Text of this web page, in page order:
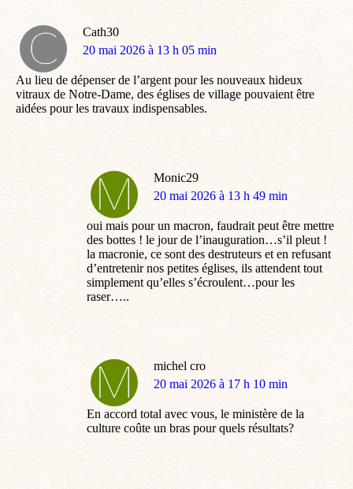
Cath30
dit
20 mai 2026 à 13 h 05 min
Au lieu de dépenser de l’argent pour les nouveaux hideux
vitraux de Notre-Dame, des églises de village pouvaient être
aidées pour les travaux indispensables.
Monic29
dit
20 mai 2026 à 13 h 49 min
oui mais pour un macron, faudrait peut être mettre
des bottes ! le jour de l’inauguration…s’il pleut !
la macronie, ce sont des destruteurs et en refusant
d’entretenir nos petites églises, ils attendent tout
simplement qu’elles s’écroulent…pour les
raser…..
michel cro
dit
20 mai 2026 à 17 h 10 min
En accord total avec vous, le ministère de la
culture coûte un bras pour quels résultats?